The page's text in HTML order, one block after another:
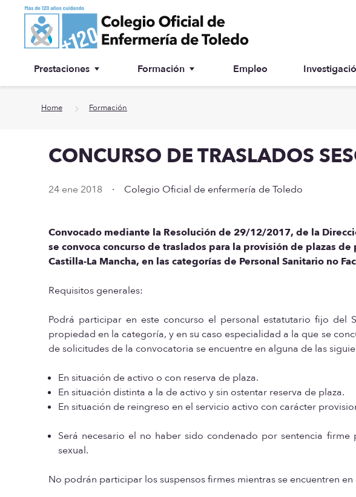
Ir a contenido principal
Prestaciones
Asesoría jurídica
Especialidades
Biblioteca
Formación Empleo
Home Formación
CONCURSO DE TRASLADOS
24 ene 2018 · Colegio Oficial de enfermería de Toledo
Convocado mediante la Resolución de 29/12/2017, de la
se convoca concurso de traslados para la provisión de plazas
Castilla-La Mancha, en las categorías de Personal Sanitario no
Requisitos generales:
Podrá participar en este concurso el personal estatutario fijo del
propiedad en la categoría, y en su caso especialidad a la que se
de solicitudes de la convocatoria se encuentre en alguna de las
En situación de activo o con reserva de plaza.
En situación distinta a la de activo y sin ostentar reserva de plaza.
En situación de reingreso en el servicio activo con carácter
Será necesario el no haber sido condenado por sentencia
sexual.
No podrán participar los suspensos firmes mientras se encuentren